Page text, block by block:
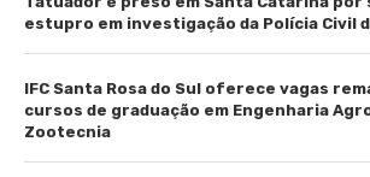
estupro em investigação da Polícia Civil
IFC Santa Rosa do Sul oferece vagas
cursos de graduação em Engenharia
Zootecnia